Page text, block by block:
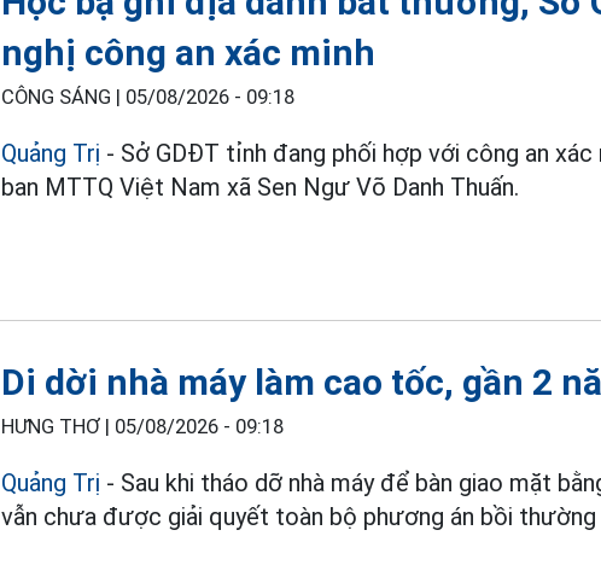
nghị công an xác minh
CÔNG SÁNG | 05/08/2026 - 09:18
Quảng Trị - Sở GDĐT tỉnh đang phối hợp với công an xác
ban MTTQ Việt Nam xã Sen Ngư Võ Danh Thuấn.
Di dời nhà máy làm cao tốc, gần 2
HƯNG THƠ | 05/08/2026 - 09:18
Quảng Trị - Sau khi tháo dỡ nhà máy để bàn giao mặt
vẫn chưa được giải quyết toàn bộ phương án bồi